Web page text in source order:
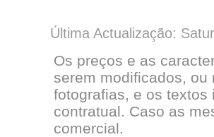
Última Actualização:
Os preços e as
serem modificados, ou
fotografias, e os
contratual. Caso as
comercial.